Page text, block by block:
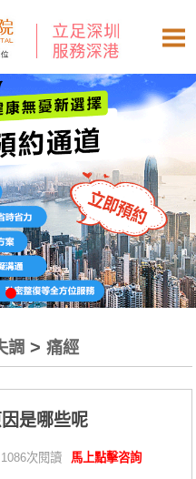
調 >痛經
是哪些呢
次閱讀 馬上點擊咨詢